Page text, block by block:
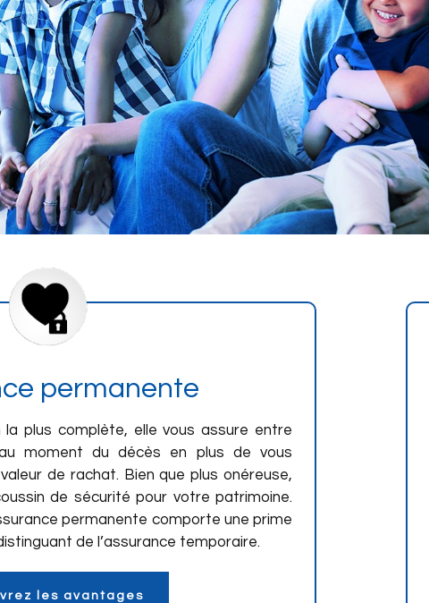
permanente
plus complète, elle vous assure entre
moment du décès en plus de vous
de rachat. Bien que plus onéreuse,
de sécurité pour votre patrimoine.
permanente comporte une prime
de l’assurance temporaire.
les avantages